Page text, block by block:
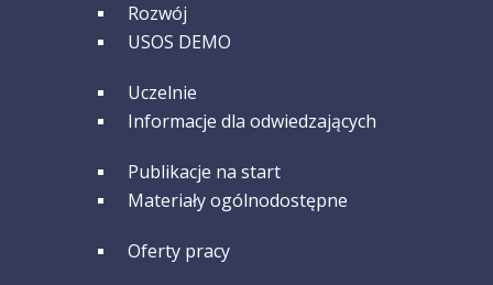
Rozwój
USOS DEMO
GRUPA 3Uczelnie
Informacje dla odwiedzających
GRUPA 4Publikacje na start
Materiały ogólnodostępne
GRUPA 5Oferty pracy